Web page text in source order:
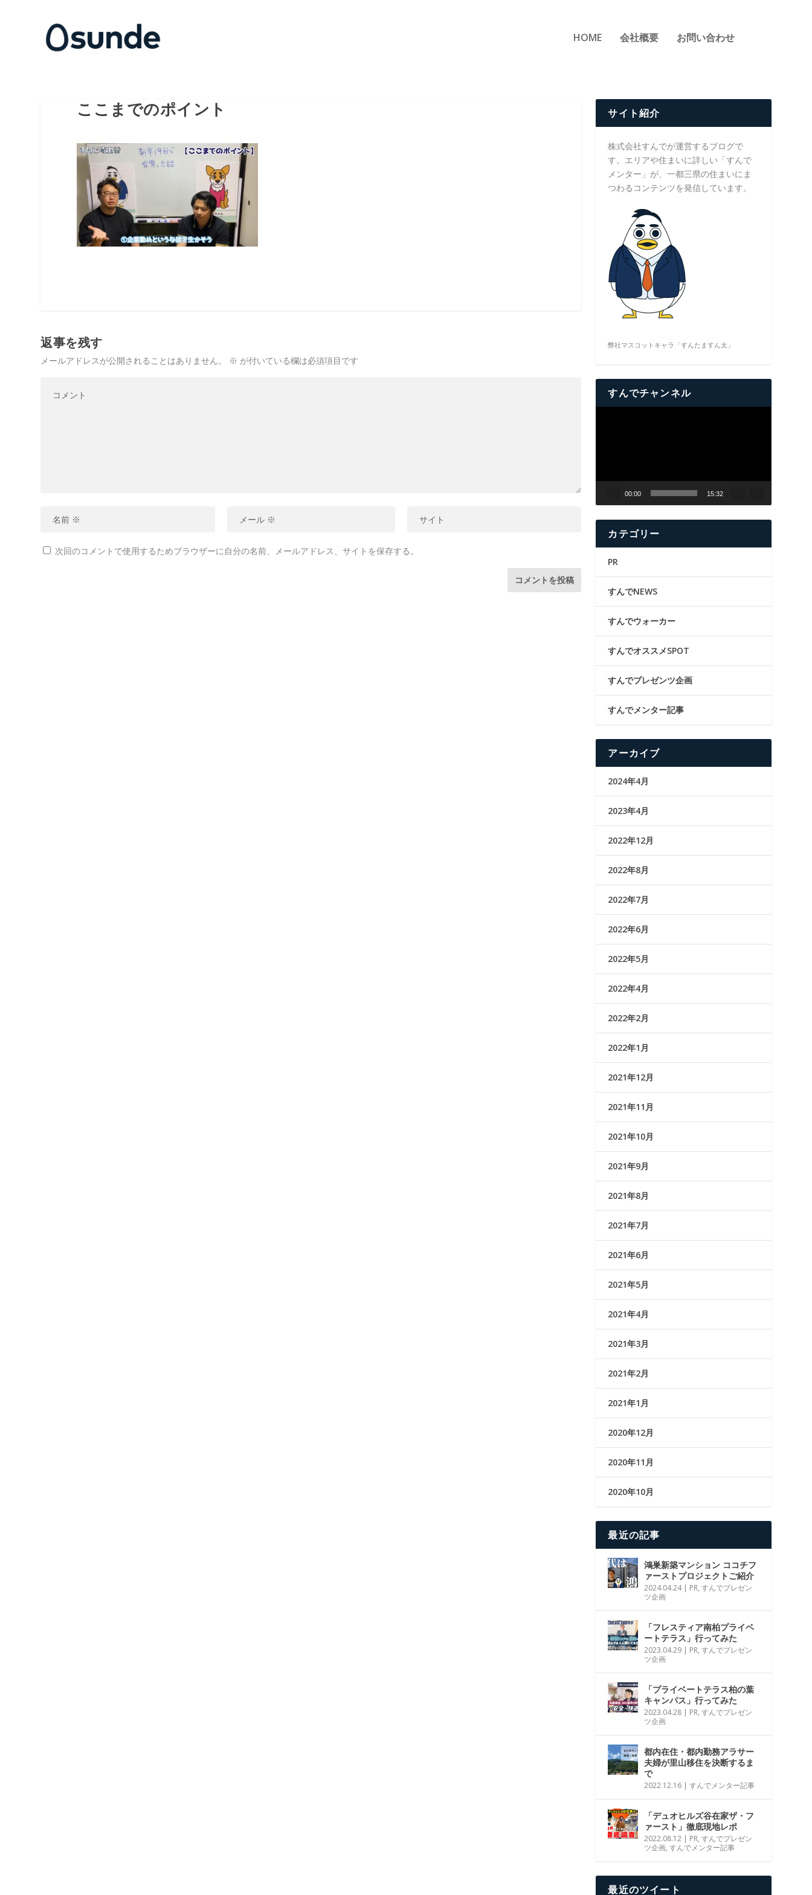
HOME 会社概要 お問い合わせ
ここまでのポイント
返事を残す
メールアドレスが公開されることはありません。 ※ が付いている欄は必須項目です
次回のコメントで使用するためブラウザーに自分の名前、メールアドレス、サイトを保存する。
サイト紹介
株式会社すんでが運営するブログで
す。エリアや住まいに詳しい「すんで
メンター」が、一都三県の住まいにま
つわるコンテンツを発信しています。
弊社マスコットキャラ「すんたますん太」
すんでチャンネル
ヤ
00:00 15:32
カテゴリー
PR
すんでNEWS
すんでウォーカー
すんでオススメSPOT
すんでプレゼンツ企画
すんでメンター記事
アーカイブ
2024年4月
2023年4月
2022年12月
2022年8月
2022年7月
2022年6月
2022年5月
2022年4月
2022年2月
2022年1月
2021年12月
2021年11月
2021年10月
2021年9月
2021年8月
2021年7月
2021年6月
2021年5月
2021年4月
2021年3月
2021年2月
2021年1月
2020年12月
2020年11月
2020年10月
最近の記事
鴻巣新築マンション ココチフ
ァーストプロジェクトご紹介
2024.04.24| PR,すんでプレゼン
ツ企画
「フレスティア南柏プライベ
ートテラス」行ってみた
2023.04.29 | PR,すんでプレゼン
ツ企画
「プライベートテラス柏の葉
キャンパス」行ってみた
2023.04.28 | PR,すんでプレゼン
ツ企画
都内在住・都内勤務アラサー
夫婦が里山移住を決断するま
で
2022.12.16 |すんでメンター記事
「デュオヒルズ谷在家ザ・フ
ァースト」徹底現地レポ
2022.08.12 | PR,すんでプレゼン
ツ企画,すんでメンター記事
最近のツイート